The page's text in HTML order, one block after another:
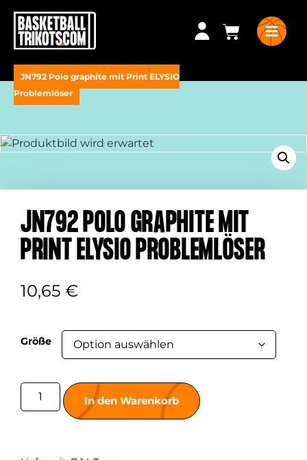
JN792 Polo graphite mit Print ELYSIO
Problemlöser
JN792 POLO GRAPHITE MIT
PRINT ELYSIO PROBLEMLÖSER
10,65 €
Größe
In den Warenkorb